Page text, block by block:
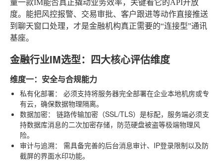
量一款IM能否真正撬动业务效率，关键看它的API开放
度。能把风控报警、交易审批、客户跟进等动作直接推送
到聊天窗口处理，才是金融机构真正需要的“连接型”通讯
基座。
金融行业IM选型：四大核心评估维度
维度一：安全与合规能力
私有化部署：
必须支持将服务器完全部署在企业本地机房或专
有云，确保数据物理隔离。
数据加密：
链路传输加密（SSL/TLS）是标配，服务端必须支
持数据库消息的二次加密存储，防范硬盘被盗等极端物理风
险。
审计与追溯：
需具备完善的后台消息审计、IP登录限制以及防
截屏的界面水印功能。